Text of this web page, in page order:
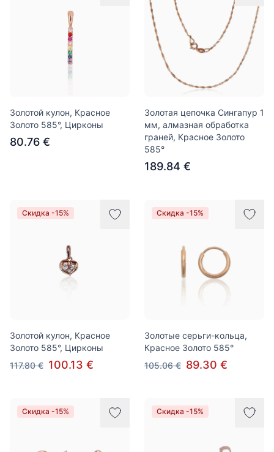
Золотой кулон, Красное
Золото 585°, Цирконы
80.76 €
Золотая цепочка Сингапур 1
мм, алмазная обработка
граней, Красное Золото
585°
189.84 €
Скидка -15%
Золотой кулон, Красное
Золото 585°, Цирконы
117.80 € 100.13 €
Скидка -15%
Золотые серьги-кольца,
Красное Золото 585°
105.06 € 89.30 €
Скидка -15% Скидка -15%